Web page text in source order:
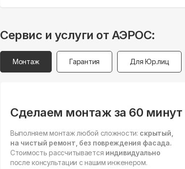
Сервис и услуги от АЭРОС:
Монтаж Гарантия Для Юр.лиц
Сделаем монтаж за 60 минут
Выполняем монтаж любой сложности: скрытый,
на чистый ремонт, без повреждения фасада.
Стоимость рассчитывается индивидуально
после консультации с нашим инженером.